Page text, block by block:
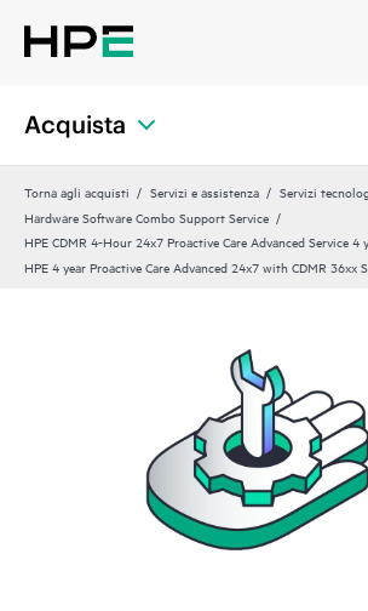
Acquista
Torna agli acquisti Servizi e assistenza
Servizi
Hardware Software Combo Support Service
HPE CDMR 4-Hour 24x7 Proactive Care Advanced Service 4
HPE 4 year Proactive Care Advanced 24x7 with CDMR 36xx